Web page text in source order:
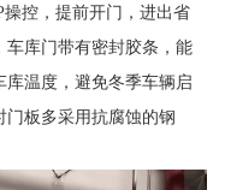
控，提前开门，进出省
库门带有密封胶条，能
库温度，避免冬季车辆启
板多采用抗腐蚀的钢